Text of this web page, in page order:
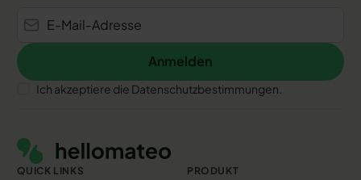
Anmelden
Anmelden
Ich akzeptiere die Datenschutzbestimmungen.
QUICK LINKS PRODUKT